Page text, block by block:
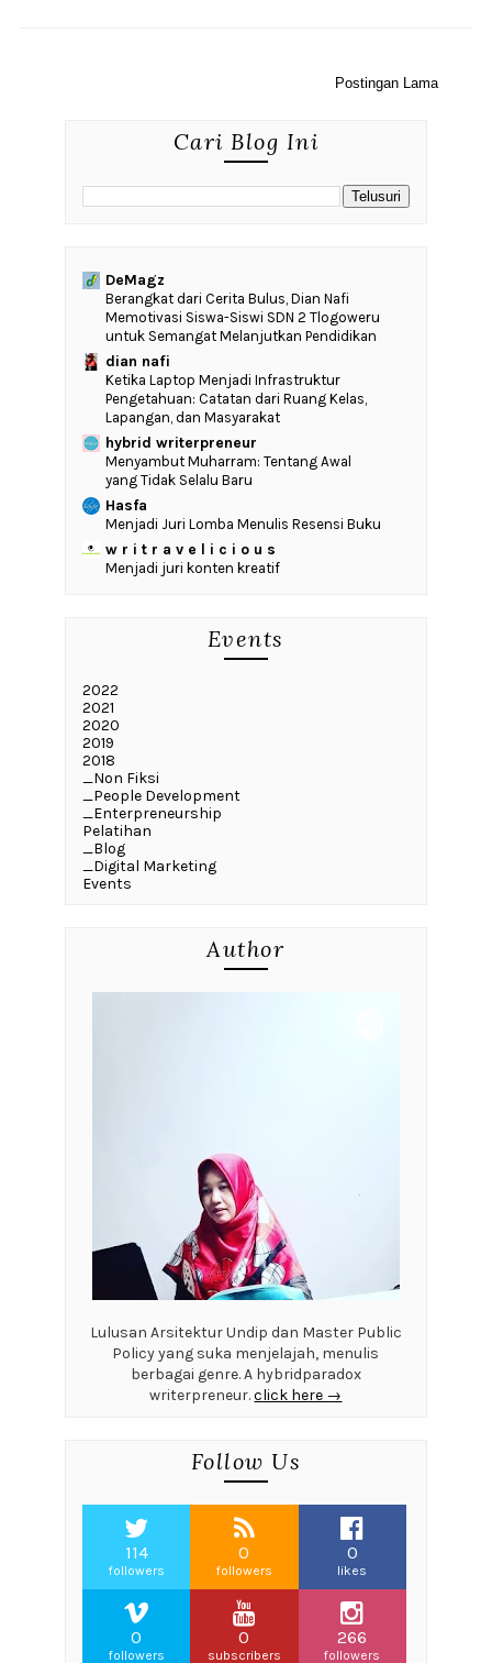
Postingan Lama
Cari Blog Ini
DeMagz
‎Berangkat dari Cerita Bulus, Dian Nafi
Memotivasi Siswa-Siswi SDN 2 Tlogoweru
untuk Semangat Melanjutkan Pendidikan
dian nafi
Ketika Laptop Menjadi Infrastruktur
Pengetahuan: Catatan dari Ruang Kelas,
Lapangan, dan Masyarakat
hybrid writerpreneur
Menyambut Muharram: Tentang Awal
yang Tidak Selalu Baru
Hasfa
Menjadi Juri Lomba Menulis Resensi Buku
w r i t r a v e l i c i o u s
Menjadi juri konten kreatif
Events
2022
2021
2020
2019
2018
_Non Fiksi
_People Development
_Enterpreneurship
Pelatihan
_Blog
_Digital Marketing
Events
Author
Lulusan Arsitektur Undip dan Master Public
Policy yang suka menjelajah, menulis
berbagai genre. A hybridparadox
writerpreneur.click here →
Follow Us
114
followers
0
followers
0
likes
0
followers
0
subscribers
266
followers